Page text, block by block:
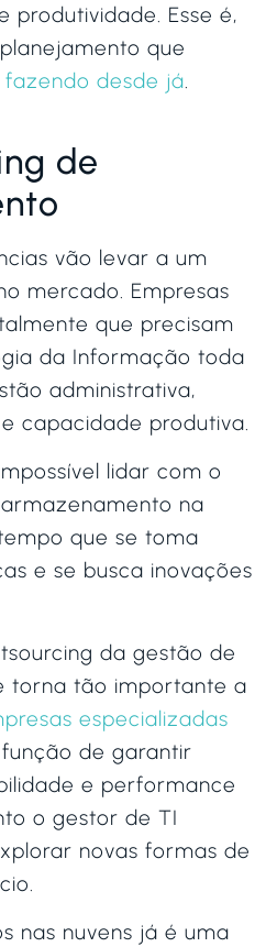
produtividade. Esse é,
que
desde já.
de
vão levar a um
mercado. Empresas
que precisam
da Informação toda
administrativa,
capacidade produtiva.
lidar com o
na
que se toma
e se busca inovações
da gestão de
torna tão importante a
especializadas
de garantir
e performance
o gestor de TI
novas formas de
nas nuvens já é uma